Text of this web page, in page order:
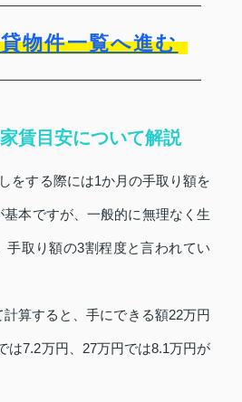
物件一覧へ進む
賃目安について解説
をする際には1か月の手取り額を
基本ですが、一般的に無理なく生
手取り額の3割程度と言われてい
算すると、手にできる額22万円
は7.2万円、27万円では8.1万円が